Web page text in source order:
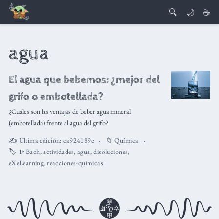
🔍 🌙 ☕
agua
El agua que bebemos: ¿mejor del
grifo o embotellada?
¿Cuáles son las ventajas de beber agua mineral
(embotellada) frente al agua del grifo?
✍️ Última edición:ca924189e 📁 Química
🏷️ 1º Bach,actividades, agua,disoluciones,
eXeLearning,reacciones-químicas